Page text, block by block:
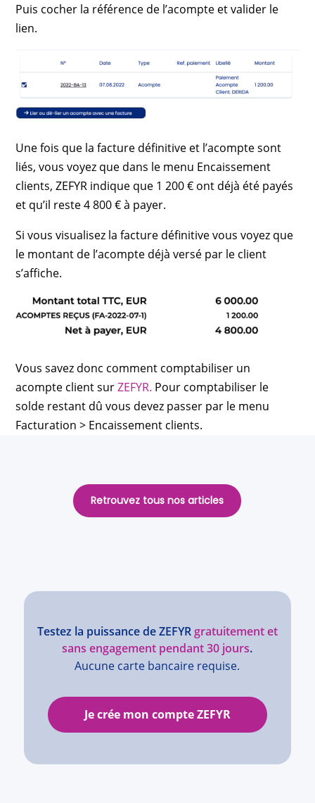
Puis cocher la référence de l’acompte et valider le
lien.
Une fois que la facture définitive et l’acompte sont
liés, vous voyez que dans le menu Encaissement
clients, ZEFYR indique que 1 200 € ont déjà été payés
et qu’il reste 4 800 € à payer.
Si vous visualisez la facture définitive vous voyez que
le montant de l’acompte déjà versé par le client
s’affiche.
Vous savez donc comment comptabiliser un
acompte client surZEFYR. Pour comptabiliser le
solde restant dû vous devez passer par le menu
Facturation > Encaissement clients.
Retrouvez tous nos articles
Testez la puissance de ZEFYR gratuitement et
sans engagement pendant 30 jours.
Aucune carte bancaire requise.
Je crée mon compte ZEFYR